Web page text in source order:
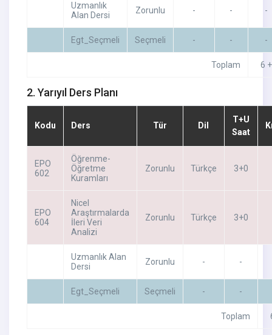
Uzmanlık
Alan Dersi
Zorunlu - - -
Egt_Seçmeli Seçmeli - - -
Toplam 6 +
2. Yarıyıl Ders Planı
Kodu Ders Tür Dil
T+U
Saat
EPO
602
Öğrenme-
Öğretme
Kuramları
Zorunlu Türkçe 3+0
EPO
604
Nicel
Araştırmalarda
İleri Veri
Analizi
Zorunlu Türkçe 3+0
Uzmanlık Alan
Dersi
Zorunlu - -
Egt_Seçmeli Seçmeli - -
Toplam